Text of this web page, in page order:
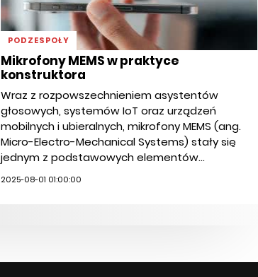
PODZESPOŁY
Mikrofony MEMS w praktyce
konstruktora
Wraz z rozpowszechnieniem asystentów
głosowych, systemów IoT oraz urządzeń
mobilnych i ubieralnych, mikrofony MEMS (ang.
Micro-Electro-Mechanical Systems) stały się
jednym z podstawowych elementów...
2025-08-01 01:00:00